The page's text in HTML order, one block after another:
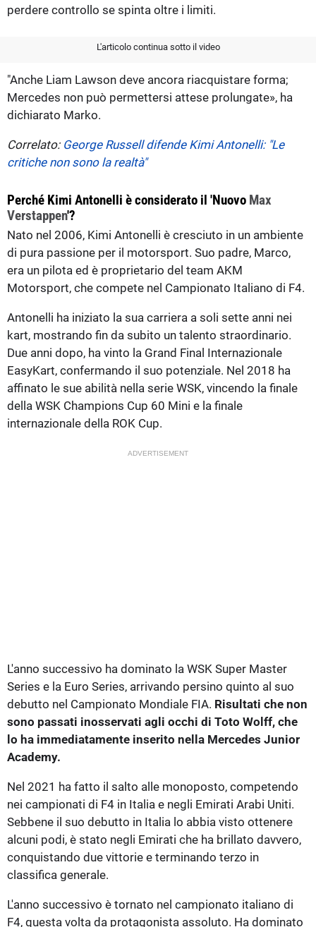
perdere controllo se spinta oltre i limiti.
L'articolo continua sotto il video
"Anche Liam Lawson deve ancora riacquistare forma;
Mercedes non può permettersi attese prolungate», ha
dichiarato Marko.
Correlato: George Russell difende Kimi Antonelli: "Le
critiche non sono la realtà"
Perché Kimi Antonelli è considerato il 'Nuovo Max
Verstappen'?
Nato nel 2006, Kimi Antonelli è cresciuto in un ambiente
di pura passione per il motorsport. Suo padre, Marco,
era un pilota ed è proprietario del team AKM
Motorsport, che compete nel Campionato Italiano di F4.
Antonelli ha iniziato la sua carriera a soli sette anni nei
kart, mostrando fin da subito un talento straordinario.
Due anni dopo, ha vinto la Grand Final Internazionale
EasyKart, confermando il suo potenziale. Nel 2018 ha
affinato le sue abilità nella serie WSK, vincendo la finale
della WSK Champions Cup 60 Mini e la finale
internazionale della ROK Cup.
ADVERTISEMENT
L'anno successivo ha dominato la WSK Super Master
Series e la Euro Series, arrivando persino quinto al suo
debutto nel Campionato Mondiale FIA. Risultati che non
sono passati inosservati agli occhi di Toto Wolff, che
lo ha immediatamente inserito nella Mercedes Junior
Academy.
Nel 2021 ha fatto il salto alle monoposto, competendo
nei campionati di F4 in Italia e negli Emirati Arabi Uniti.
Sebbene il suo debutto in Italia lo abbia visto ottenere
alcuni podi, è stato negli Emirati che ha brillato davvero,
conquistando due vittorie e terminando terzo in
classifica generale.
L'anno successivo è tornato nel campionato italiano di
F4, questa volta da protagonista assoluto. Ha dominato